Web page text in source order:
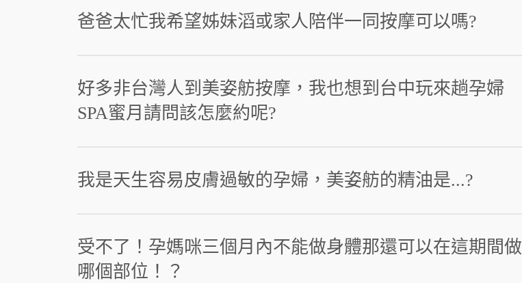
爸爸太忙我希望姊妹滔或家人陪伴一同按摩可以嗎?
好多非台灣人到美姿舫按摩，我也想到台中玩來趟孕婦
SPA蜜月請問該怎麼約呢?
我是天生容易皮膚過敏的孕婦，美姿舫的精油是...?
受不了！孕媽咪三個月內不能做身體那還可以在這期間做
哪個部位！？